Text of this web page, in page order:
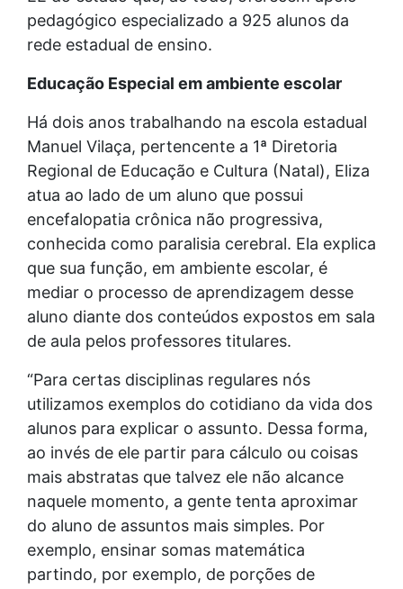
pedagógico especializado a 925 alunos da
rede estadual de ensino.
Educação Especial em ambiente escolar
Há dois anos trabalhando na escola estadual
Manuel Vilaça, pertencente a 1ª Diretoria
Regional de Educação e Cultura (Natal), Eliza
atua ao lado de um aluno que possui
encefalopatia crônica não progressiva,
conhecida como paralisia cerebral. Ela explica
que sua função, em ambiente escolar, é
mediar o processo de aprendizagem desse
aluno diante dos conteúdos expostos em sala
de aula pelos professores titulares.
“Para certas disciplinas regulares nós
utilizamos exemplos do cotidiano da vida dos
alunos para explicar o assunto. Dessa forma,
ao invés de ele partir para cálculo ou coisas
mais abstratas que talvez ele não alcance
naquele momento, a gente tenta aproximar
do aluno de assuntos mais simples. Por
exemplo, ensinar somas matemática
partindo, por exemplo, de porções de